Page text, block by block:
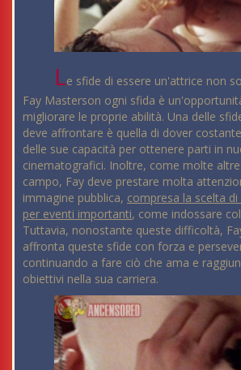
Le sfide di essere un'attrice non
Fay Masterson ogni sfida è
migliorare le proprie abilità. Una delle
deve affrontare è quella di dover
delle sue capacità per ottenere parti in
cinematografici. Inoltre, come molte
campo, Fay deve prestare molta
immagine pubblica, compresa la scelta
per eventi importanti, come indossare
Tuttavia, nonostante queste difficoltà,
affronta queste sfide con forza e
continuando a fare ciò che ama e
obiettivi nella sua carriera.